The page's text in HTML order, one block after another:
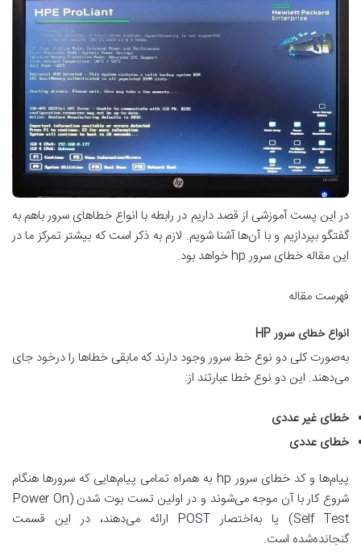
در این پست آموزشی از قصد داریم در رابطه با انواع خطاهای سرور باهم به
گفتگو بپردازیم و با آن‌ها آشنا شویم. لازم به ذكر است که بیشتر تمرکز ما در
این مقاله خطای سرور hp خواهد بود.
فهرست مقاله
انواع خطای سرورHP
به‌صورت کلی دو نوع خط سرور وجود دارند که مابقی خطاها را درخود جای
می‌دهند. این دو نوع خطا عبارتند از:
خطای غیر عددی
خطای عددی
پیام‌ها و کد خطای سرور hp به همراه تمامی پیام‌هایی که سرورها هنگام
شروع کار با آن موجه می‌شوند و در اولین تست بوت شدن (Power On
Self Test) یا به‌اختصار POST ارائه می‌دهند، در این قسمت
گنجانده‌شده است.